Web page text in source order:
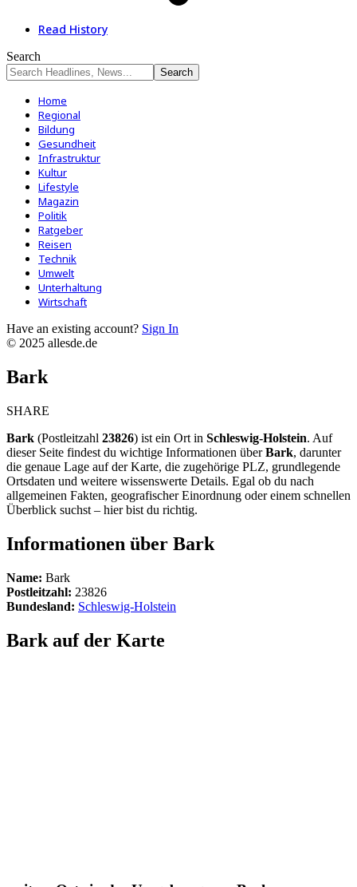
Read History
Search
Home
Regional
Bildung
Gesundheit
Infrastruktur
Kultur
Lifestyle
Magazin
Politik
Ratgeber
Reisen
Technik
Umwelt
Unterhaltung
Wirtschaft
Have an existing account? Sign In
© 2025 allesde.de
Bark
SHARE
Bark (Postleitzahl 23826) ist ein Ort in Schleswig-Holstein. Auf
dieser Seite findest du wichtige Informationen überBark, darunter
die genaue Lage auf der Karte, die zugehörige PLZ, grundlegende
Ortsdaten und weitere wissenswerte Details. Egal ob du nach
allgemeinen Fakten, geografischer Einordnung oder einem schnellen
Überblick suchst – hier bist du richtig.
Informationen über Bark
Name: Bark
Postleitzahl: 23826
Bundesland: Schleswig-Holstein
Bark auf der Karte